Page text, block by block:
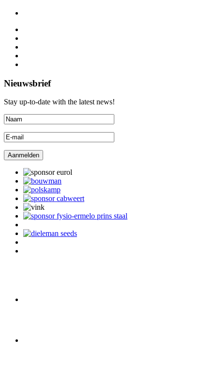
Nieuwsbrief
Stay up-to-date with the latest news!